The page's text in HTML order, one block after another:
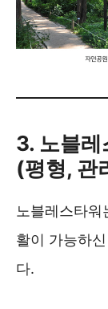
3. 노블레
(평형, 관
노블레스타워
활이 가능하
다.